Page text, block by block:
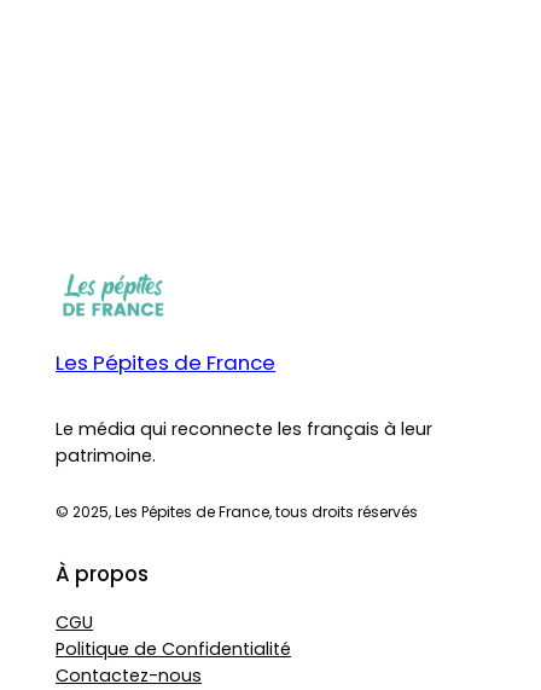
Les Pépites de France
Le média qui reconnecte les français à leur
patrimoine.
© 2025, Les Pépites de France, tous droits réservés
À propos
CGU
Politique de Confidentialité
Contactez-nous